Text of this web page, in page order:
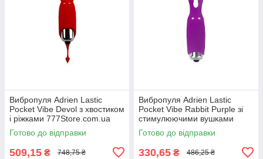
Вибропуля Adrien Lastic
Pocket Vibe Devol з хвостиком
і ріжками 777Store.com.ua
Готово до відправки
509,15 ₴ 748,75 ₴
Вибропуля Adrien Lastic
Pocket Vibe Rabbit Purple зі
стимулюючими вушками
777Store.com.ua
Готово до відправки
330,65 ₴ 486,25 ₴